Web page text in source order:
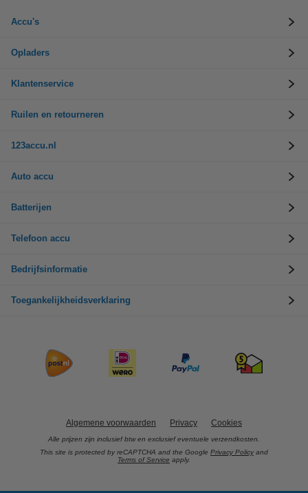
Accu's
Opladers
Klantenservice
Ruilen en retourneren
123accu.nl
Auto accu
Batterijen
Telefoon accu
Bedrijfsinformatie
Toegankelijkheidsverklaring
Algemene voorwaarden Privacy Cookies
Alle prijzen zijn inclusief btw en exclusief eventuele verzendkosten.
This site is protected by reCAPTCHA and the Google Privacy Policy and
Terms of Service apply.